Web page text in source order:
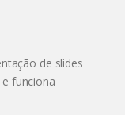
de slides
funciona